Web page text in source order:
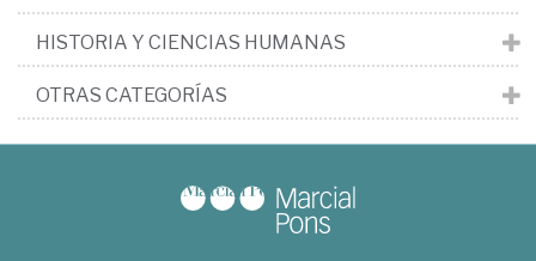
HISTORIA Y CIENCIAS HUMANAS
OTRAS CATEGORÍAS